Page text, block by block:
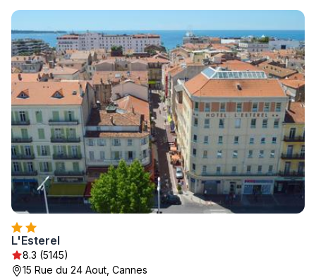
L'Esterel
8.3 (5145)
15 Rue du 24 Aout, Cannes